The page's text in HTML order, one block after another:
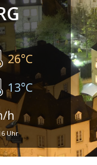
26°C
13°C
h
Uhr